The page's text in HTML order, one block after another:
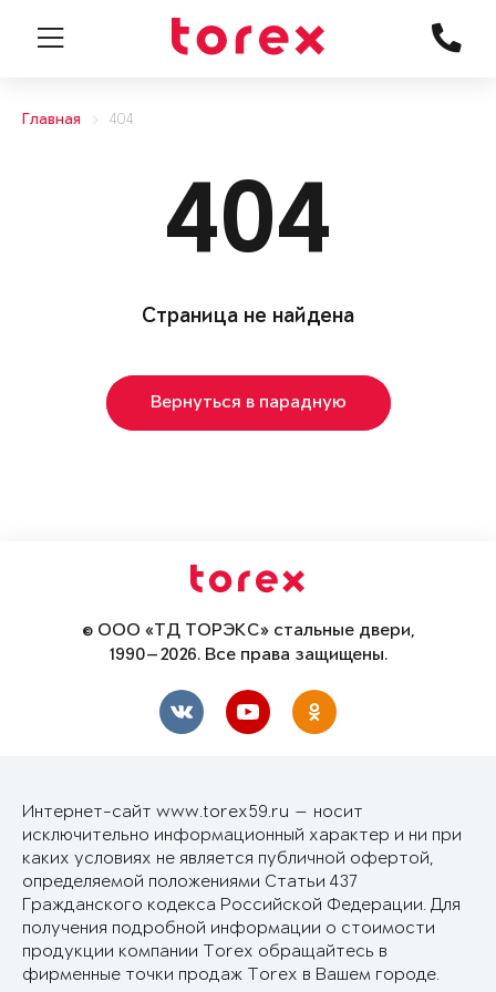
Главная 404
404
Страница не найдена
Вернуться в парадную
© ООО «ТД ТОРЭКС» стальные двери,
1990—2026. Все права защищены.
Интернет-сайт www.torex59.ru — носит
исключительно информационный характер и ни при
каких условиях не является публичной офертой,
определяемой положениями Статьи 437
Гражданского кодекса Российской Федерации. Для
получения подробной информации о стоимости
продукции компании Torex обращайтесь в
фирменные точки продаж Torex в Вашем городе.